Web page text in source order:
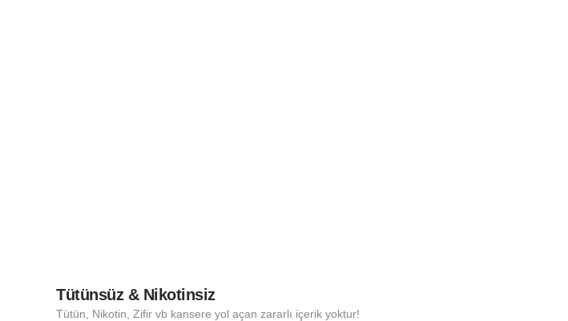
Tütünsüz & Nikotinsiz
Tütün, Nikotin, Zifir vb kansere yol açan zararlı içerik yoktur!